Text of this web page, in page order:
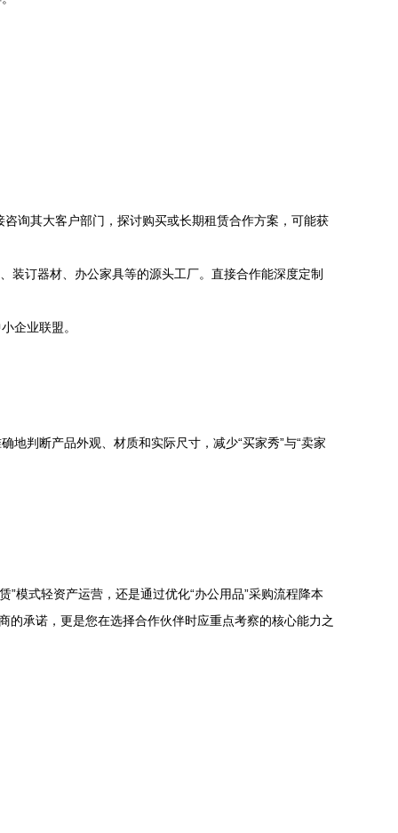
询其大客户部门，探讨购买或长期租赁合作方案，可能获
装订器材、办公家具等的源头工厂。直接合作能深度定制
企业联盟。
地判断产品外观、材质和实际尺寸，减少“买家秀”与“卖家
模式轻资产运营，还是通过优化“办公用品”采购流程降本
的承诺，更是您在选择合作伙伴时应重点考察的核心能力之